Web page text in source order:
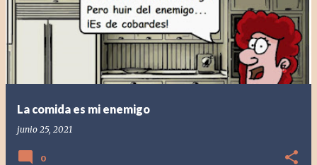
La comida es mi enemigo
junio 25, 2021
0